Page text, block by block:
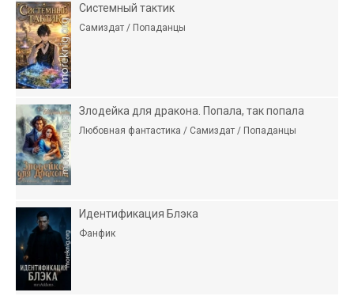
Системный тактик
Самиздат / Попаданцы
Злодейка для дракона. Попала, так попала
Любовная фантастика / Самиздат / Попаданцы
Идентификация Блэка
Фанфик